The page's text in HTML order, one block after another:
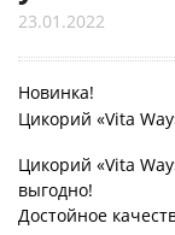
23.01.2022
Новинка!
Цикорий «Vita
Цикорий «Vita
выгодно!
Достойное